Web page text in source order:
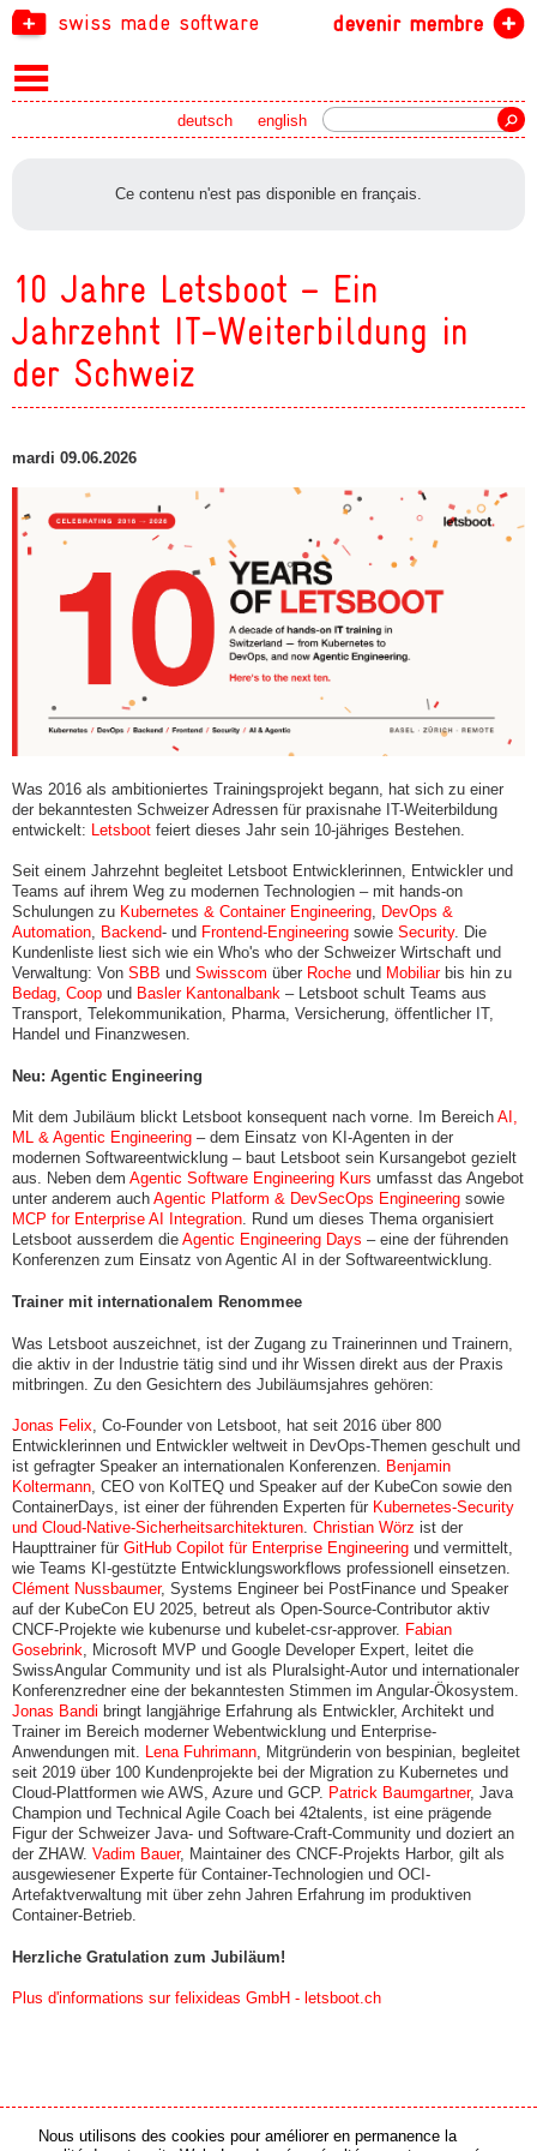
swiss made software devenir membre
english
deutsch
Ce contenu n'est pas disponible en français.
10 Jahre Letsboot – Ein
Jahrzehnt IT-Weiterbildung in
der Schweiz
mardi 09.06.2026
Was 2016 als ambitioniertes Trainingsprojekt begann, hat sich zu einer
der bekanntesten Schweizer Adressen für praxisnahe IT-Weiterbildung
entwickelt: Letsboot feiert dieses Jahr sein 10-jähriges Bestehen.
Seit einem Jahrzehnt begleitet Letsboot Entwicklerinnen, Entwickler und
Teams auf ihrem Weg zu modernen Technologien – mit hands-on
Schulungen zu Kubernetes & Container Engineering, DevOps &
Automation, Backend- und Frontend-Engineering sowie Security. Die
Kundenliste liest sich wie ein Who's who der Schweizer Wirtschaft und
Verwaltung: Von SBB und Swisscom über Roche und Mobiliarbis hin zu
Bedag, Coop und Basler Kantonalbank – Letsboot schult Teams aus
Transport, Telekommunikation, Pharma, Versicherung, öffentlicher IT,
Handel und Finanzwesen.
Neu: Agentic Engineering
Mit dem Jubiläum blickt Letsboot konsequent nach vorne. Im Bereich AI,
ML & Agentic Engineering – dem Einsatz von KI-Agenten in der
modernen Softwareentwicklung – baut Letsboot sein Kursangebot gezielt
aus. Neben dem Agentic Software Engineering Kurs umfasst das Angebot
unter anderem auch Agentic Platform & DevSecOps Engineering sowie
MCP for Enterprise AI Integration. Rund um dieses Thema organisiert
Letsboot ausserdem die Agentic Engineering Days – eine der führenden
Konferenzen zum Einsatz von Agentic AI in der Softwareentwicklung.
Trainer mit internationalem Renommee
Was Letsboot auszeichnet, ist der Zugang zu Trainerinnen und Trainern,
die aktiv in der Industrie tätig sind und ihr Wissen direkt aus der Praxis
mitbringen. Zu den Gesichtern des Jubiläumsjahres gehören:
Jonas Felix, Co-Founder von Letsboot, hat seit 2016 über 800
Entwicklerinnen und Entwickler weltweit in DevOps-Themen geschult und
ist gefragter Speaker an internationalen Konferenzen. Benjamin
Koltermann, CEO von KolTEQ und Speaker auf der KubeCon sowie den
ContainerDays, ist einer der führenden Experten für Kubernetes-Security
und Cloud-Native-Sicherheitsarchitekturen. Christian Wörz ist der
Haupttrainer für GitHub Copilot für Enterprise Engineering und vermittelt,
wie Teams KI-gestützte Entwicklungsworkflows professionell einsetzen.
Clément Nussbaumer, Systems Engineer bei PostFinance und Speaker
auf der KubeCon EU 2025, betreut als Open-Source-Contributor aktiv
CNCF-Projekte wie kubenurse und kubelet-csr-approver. Fabian
Gosebrink, Microsoft MVP und Google Developer Expert, leitet die
SwissAngular Community und ist als Pluralsight-Autor und internationaler
Konferenzredner eine der bekanntesten Stimmen im Angular-Ökosystem.
Jonas Bandi bringt langjährige Erfahrung als Entwickler, Architekt und
Trainer im Bereich moderner Webentwicklung und Enterprise-
Anwendungen mit. Lena Fuhrimann, Mitgründerin von bespinian, begleitet
seit 2019 über 100 Kundenprojekte bei der Migration zu Kubernetes und
Cloud-Plattformen wie AWS, Azure und GCP. Patrick Baumgartner, Java
Champion und Technical Agile Coach bei 42talents, ist eine prägende
Figur der Schweizer Java- und Software-Craft-Community und doziert an
der ZHAW. Vadim Bauer, Maintainer des CNCF-Projekts Harbor, gilt als
ausgewiesener Experte für Container-Technologien und OCI-
Artefaktverwaltung mit über zehn Jahren Erfahrung im produktiven
Container-Betrieb.
Herzliche Gratulation zum Jubiläum!
Plus d'informations sur felixideas GmbH - letsboot.ch
partenaire média partenaire en ligne
Nous utilisons des cookies pour améliorer en permanence la